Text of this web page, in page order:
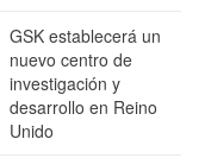
GSK establecerá un
nuevo centro de
investigación y
desarrollo en Reino
Unido